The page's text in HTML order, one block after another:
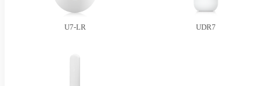
U7-LR UDR7